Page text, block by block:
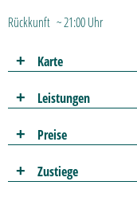
Rückkunft ~ 21:00 Uhr
Karte
Leistungen
Preise
Zustiege